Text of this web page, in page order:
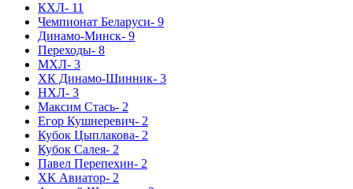
КХЛ- 11
Чемпионат Беларуси- 9
Динамо-Минск- 9
Переходы- 8
МХЛ- 3
ХК Динамо-Шинник- 3
НХЛ- 3
Максим Стась- 2
Егор Кушнеревич- 2
Кубок Цыплакова- 2
Кубок Салея- 2
Павел Перепехин- 2
ХК Авиатор- 2